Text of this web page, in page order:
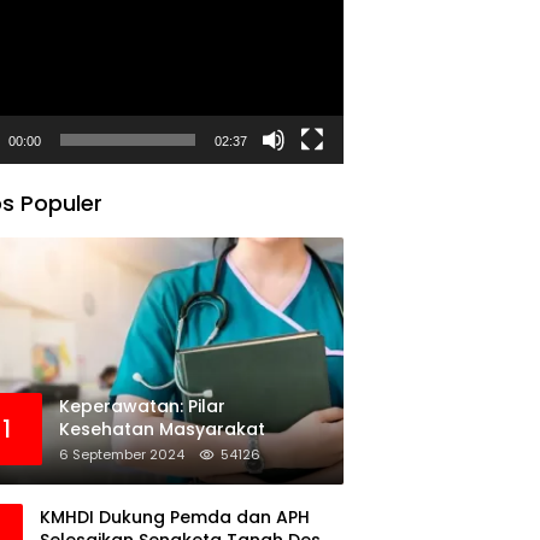
00:00 02:37
Populer
1
Keperawatan: Pilar
Kesehatan Masyarakat
6 September 2024 54126
KMHDI Dukung Pemda dan APH